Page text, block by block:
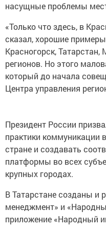
насущные проблемы
«Только что здесь, в
сказал, хорошие
Красногорск,
регионов. Но этого
который до начала
Центра управления
Президент России
практики коммуникации
стране и создавать
платформы во всех
крупных городах.
В Татарстане созданы и
менеджмент» и
приложение «Народный